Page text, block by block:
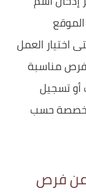
اختيار العمل
مناسبة
أو تسجيل
حسب
عن فرص